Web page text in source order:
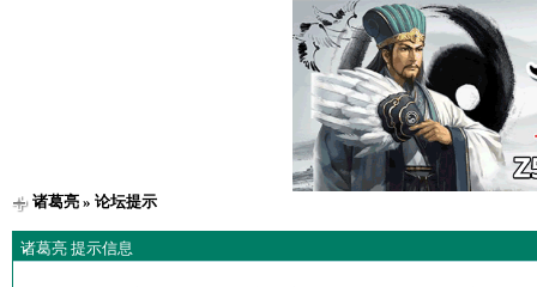
诸葛亮» 论坛提示
诸葛亮 提示信息